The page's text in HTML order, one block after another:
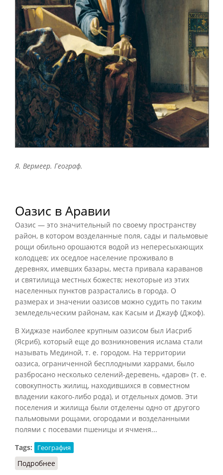
Я. Вермеер. Географ.
Оазис в Аравии
Оазис — это значительный по своему пространству
район, в котором возделанные поля, сады и пальмовые
рощи обильно орошаются водой из непересыхающих
колодцев; их оседлое население проживало в
деревнях, имевших базары, места привала караванов
и святилища местных божеств; некоторые из этих
населенных пунктов разрастались в города. О
размерах и значении оазисов можно судить по таким
земледельческим районам, как Касым и Джауф (Джоф).
В Хиджазе наиболее крупным оазисом был Иасриб
(Ясриб), который еще до возникновения ислама стали
называть Мединой, т. е. городом. На территории
оазиса, ограниченной бесплодными харрами, было
разбросано несколько селений-деревень, «даров» (т. е.
совокупность жилищ, находившихся в совместном
владении какого-либо рода), и отдельных домов. Эти
поселения и жилища были отделены одно от другого
пальмовыми рощами, огородами и возделанными
полями с посевами пшеницы и ячменя...
Tags:
География
Подробнее